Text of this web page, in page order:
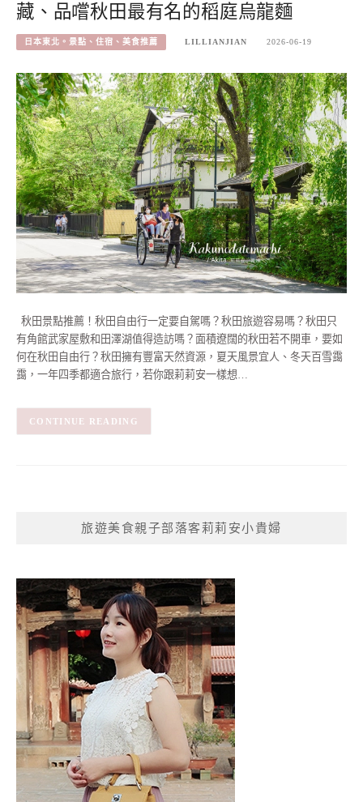
藏、品嚐秋田最有名的稻庭烏龍麵
日本東北。景點、住宿、美食推薦 LILLIANJIAN 2026-06-19
秋田景點推薦！秋田自由行一定要自駕嗎？秋田旅遊容易嗎？秋田只
有角館武家屋敷和田澤湖值得造訪嗎？面積遼闊的秋田若不開車，要如
何在秋田自由行？秋田擁有豐富天然資源，夏天風景宜人、冬天百雪靄
靄，一年四季都適合旅行，若你跟莉莉安一樣想…
CONTINUE READING
旅遊美食親子部落客莉莉安小貴婦